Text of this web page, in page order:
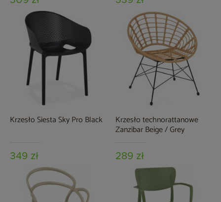
Krzesło Siesta Sky Pro Black
349 zł
Krzesło technorattanowe
Zanzibar Beige / Grey
289 zł